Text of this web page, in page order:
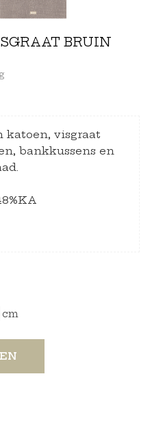
BRUIN
katoen, visgraat
bankkussens en
cm